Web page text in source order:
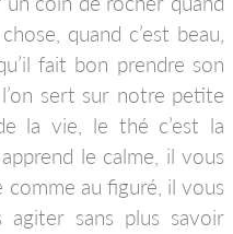
quand c’est beau,
fait bon prendre son
sert sur notre petite
la vie, le thé c’est la
le calme, il vous
comme au figuré, il vous
sans plus savoir